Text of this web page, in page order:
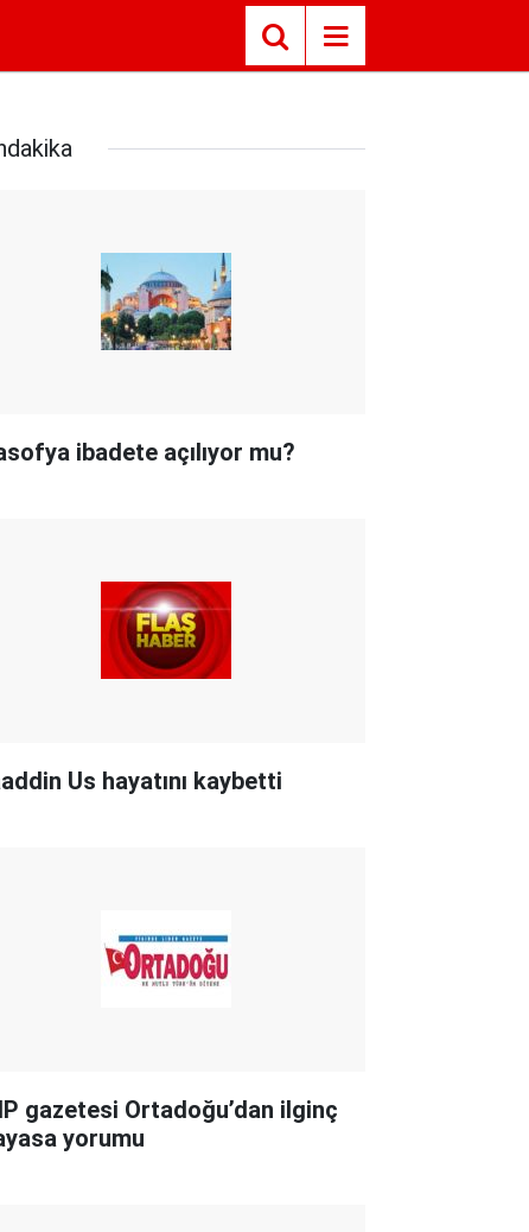
ibadete açılıyor mu?
Us hayatını kaybetti
gazetesi Ortadoğu’dan ilginç
yorumu